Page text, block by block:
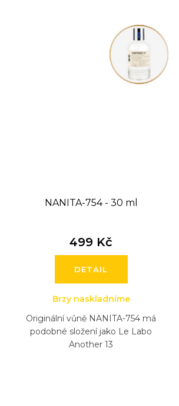
NANITA-754 - 30 ml
499 Kč
DETAIL
Brzy naskladníme
Originální vůně NANITA-754 má
podobné složení jako Le Labo
Another 13